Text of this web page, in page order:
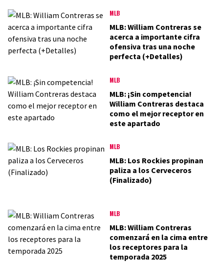
MLB
MLB: William Contreras se
acerca a importante cifra
ofensiva tras una noche
perfecta (+Detalles)
MLB
MLB: ¡Sin competencia!
William Contreras destaca
como el mejor receptor en
este apartado
MLB
MLB: Los Rockies propinan
paliza a los Cerveceros
(Finalizado)
MLB
MLB: William Contreras
comenzará en la cima entre
los receptores para la
temporada 2025